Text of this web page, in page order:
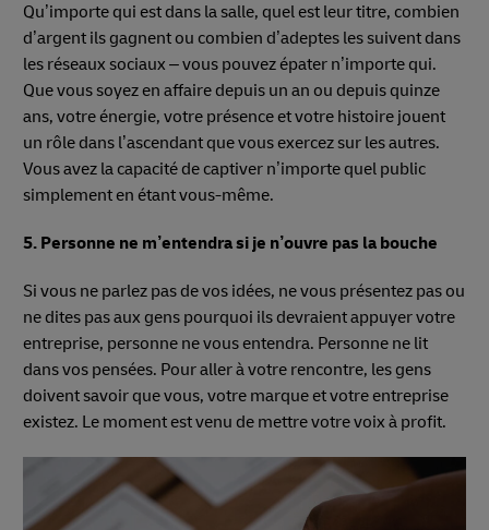
Qu’importe qui est dans la salle, quel est leur titre, combien
d’argent ils gagnent ou combien d’adeptes les suivent dans
les réseaux sociaux – vous pouvez épater n’importe qui.
Que vous soyez en affaire depuis un an ou depuis quinze
ans, votre énergie, votre présence et votre histoire jouent
un rôle dans l’ascendant que vous exercez sur les autres.
Vous avez la capacité de captiver n’importe quel public
simplement en étant vous-même.
5. Personne ne m’entendra si je n’ouvre pas la bouche
Si vous ne parlez pas de vos idées, ne vous présentez pas ou
ne dites pas aux gens pourquoi ils devraient appuyer votre
entreprise, personne ne vous entendra. Personne ne lit
dans vos pensées. Pour aller à votre rencontre, les gens
doivent savoir que vous, votre marque et votre entreprise
existez. Le moment est venu de mettre votre voix à profit.